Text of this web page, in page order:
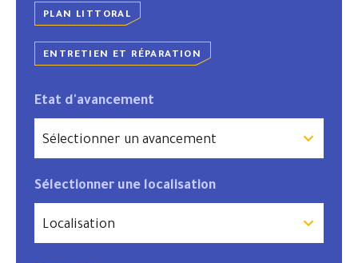
PLAN LITTORAL
ENTRETIEN ET RÉPARATION
Etat d'avancement
Sélectionner une localisation